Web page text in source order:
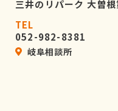
三井のリパーク 大曽
TEL
052-982-8381
岐阜相談所